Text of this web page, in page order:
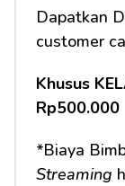
Dapatkan
customer
Khusus
Rp500.000
*Biaya
Streaming